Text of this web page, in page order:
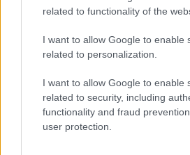
related to functionality of the
I want to allow Google to enable
related to personalization.
I want to allow Google to enable
related to security, including
functionality and fraud
user protection.
szombat reggel nyolckor
A legjobb tíz sorrendje: